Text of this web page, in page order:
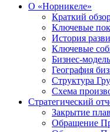
О «Норникеле»
Краткий
Ключевые
История
Ключевые
Бизнес-модель
География
Структура
Схема
Стратегический
Закрытие
Обращение